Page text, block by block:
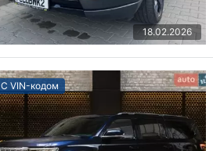
18.02.2026
С VIN-кодом